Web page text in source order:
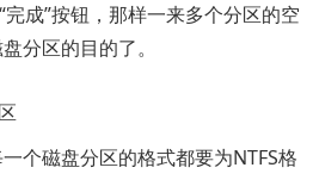
成”按钮，那样一来多个分区的空
分区的目的了。
磁盘分区的格式都要为NTFS格